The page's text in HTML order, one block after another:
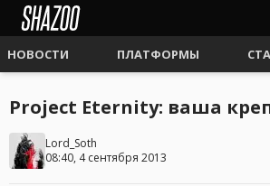
НОВОСТИ ПЛАТФОРМЫ
Project Eternity: ваша
Lord_Soth
08:40, 4 сентября 2013